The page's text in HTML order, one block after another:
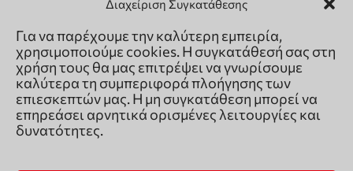
Διαχείριση Συγκατάθεσης
Για να παρέχουμε την καλύτερη εμπειρία,
χρησιμοποιούμε cookies. Η συγκατάθεσή σας στη
χρήση τους θα μας επιτρέψει να γνωρίσουμε
καλύτερα τη συμπεριφορά πλοήγησης των
επιεσκεπτών μας. Η μη συγκατάθεση μπορεί να
επηρεάσει αρνητικά ορισμένες λειτουργίες και
δυνατότητες.